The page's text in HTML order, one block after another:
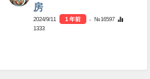
房
2024/9/11 1 年前
- №16597
1333